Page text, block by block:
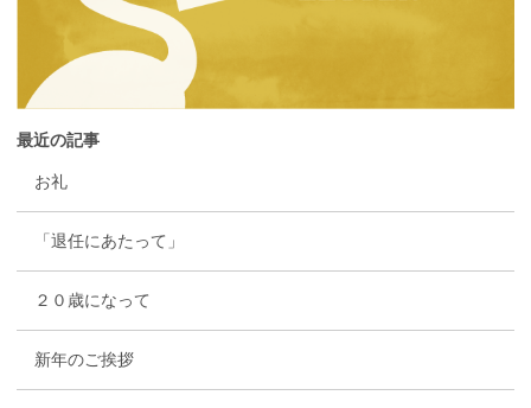
最近の記事
お礼
「退任にあたって」
２０歳になって
新年のご挨拶